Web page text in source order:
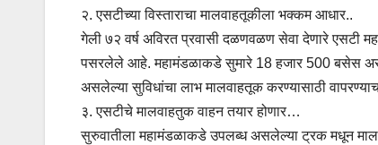
२. एसटीच्या विस्ताराचा मालवाहतूकीला भक्कम आधार..
गेली ७२ वर्ष अविरत प्रवासी दळणवळण सेवा देणारे एसटी
पसरलेले आहे. महामंडळाकडे सुमारे 18 हजार 500 बसेस असून
असलेल्या सुविधांचा लाभ मालवाहतूक करण्यासाठी
३. एसटीचे मालवाहतुक वाहन तयार होणार…
सुरुवातीला महामंडळाकडे उपलब्ध असलेल्या ट्रक मधून